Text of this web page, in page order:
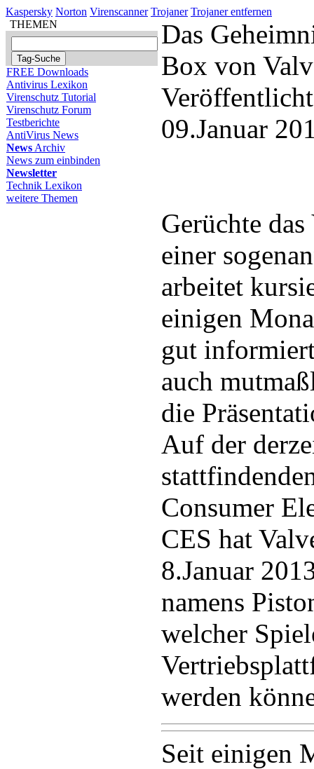
Kaspersky Norton Virenscanner Trojaner Trojaner entfernen
THEMEN
FREE Downloads
Antivirus Lexikon
Virenschutz Tutorial
Virenschutz Forum
Testberichte
AntiVirus News
News Archiv
News zum einbinden
Newsletter
Technik Lexikon
weitere Themen
Das
Box von
09.Januar
Gerüchte
einer
arbeitet
einigen
gut
auch
die
Auf der
Consumer
CES hat
8.Januar
namens
welcher
werden
Seit einigen